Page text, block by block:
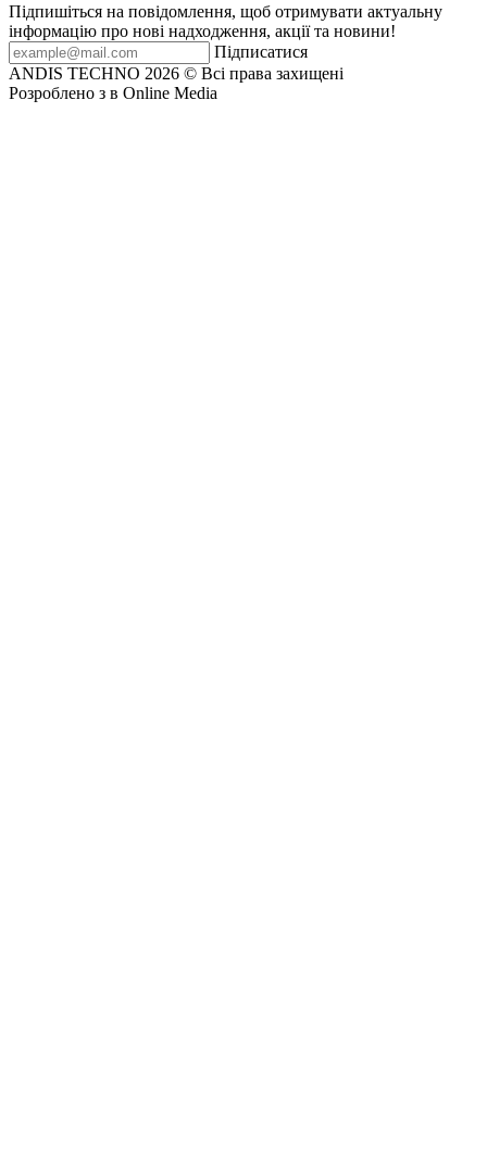
Підпишіться на повідомлення, щоб отримувати актуальну
інформацію про нові надходження, акції та новини!
Підписатися
ANDIS TECHNO 2026 © Всі права захищені
Розроблeно з в Online Media